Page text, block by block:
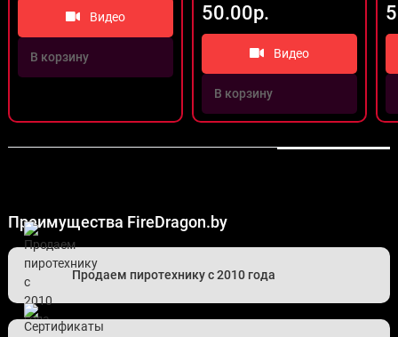
Видео
В корзину
50.00р.
Видео
В корзину
Преимущества FireDragon.by
Продаем пиротехнику с 2010 года